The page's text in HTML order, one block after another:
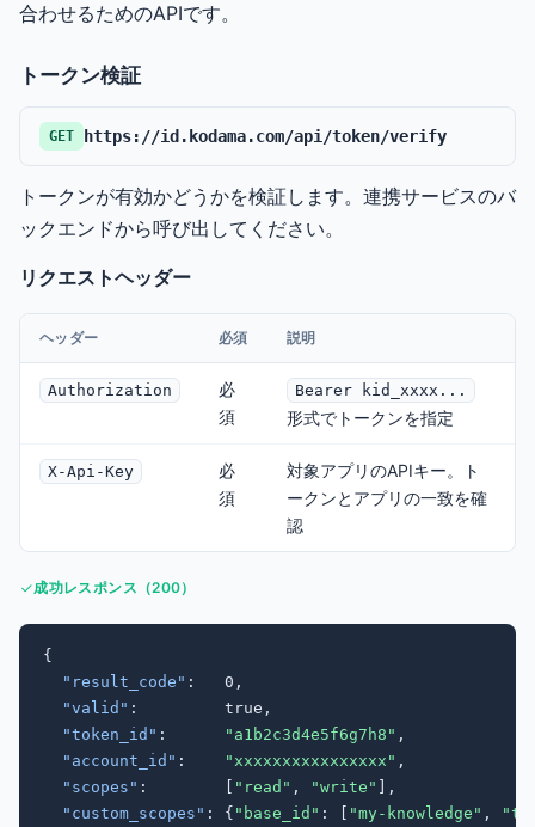
合わせるためのAPIです。
トークン検証
GET https://id.kodama.com/api/token/verify
トークンが有効かどうかを検証します。連携サービスのバ
ックエンドから呼び出してください。
リクエストヘッダー
ヘッダー 必須 説明
Authorization
必
須
Bearer kid_xxxx...
形式でトークンを指定
X-Api-Key
必
須
対象アプリのAPIキー。ト
ークンとアプリの一致を確
認
成功レスポンス（200）
{
"result_code" :   0,
"valid" :         true,
"token_id" : "a1b2c3d4e5f6g7h8" ,
"account_id" : "xxxxxxxxxxxxxxxx" ,
"scopes" :        [ "read" , "write"
],
"custom_scopes" : { "base_id" : [ "my-knowledge" ,